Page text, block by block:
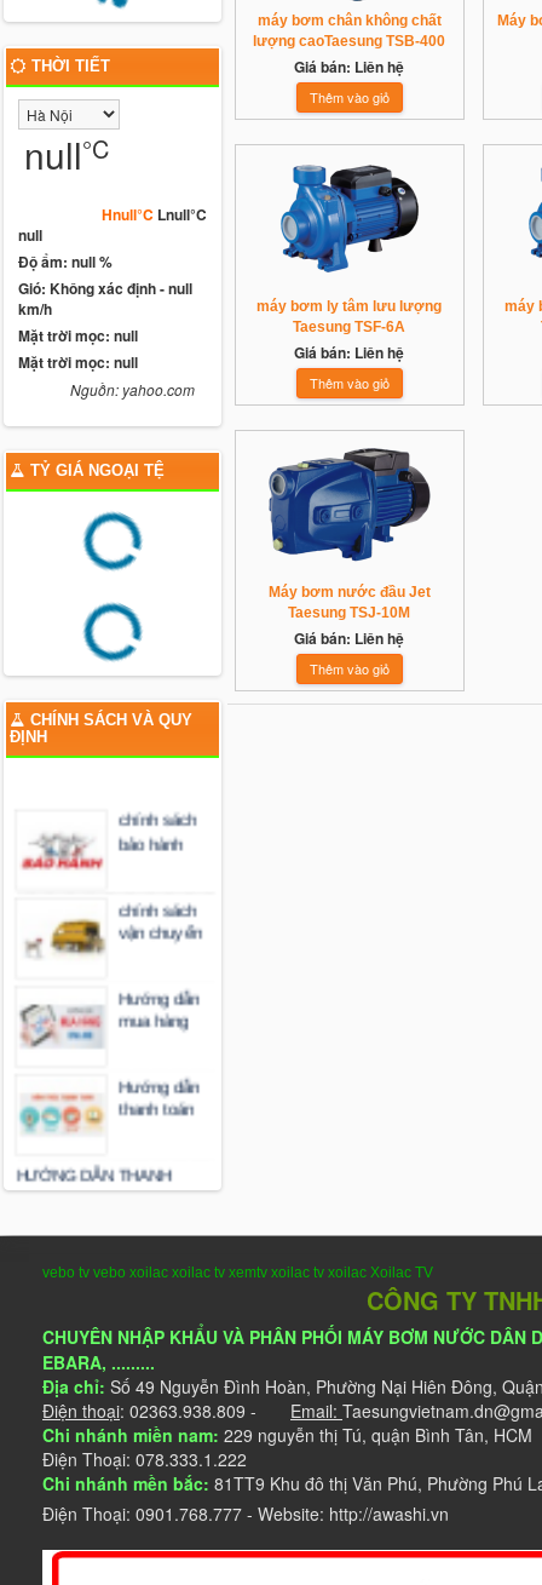
THỜI TIẾT
null°C
Hnull°C Lnull°C
null
Độ ẩm: null %
Gió: Không xác định - null
km/h
Mặt trời mọc: null
Mặt trời mọc: null
Nguồn: yahoo.com
TỶ GIÁ NGOẠI TỆ
Không có dữ liệu
Nguồn: Vietcombank
CHÍNH SÁCH VÀ QUY
chính sách
chính sách
vận chuyển
Hướng dẫn
mua hàng
Hướng dẫn
thanh toán
HƯỚNG DẪN THANH
TOÁN
máy bơm chân không chất
lượng caoTaesung TSB-400
Giá bán: Liên hệ
Máy
máy bơm ly tâm lưu lượng
Taesung TSF-6A
Giá bán: Liên hệ
máy
Máy bơm nước đầu Jet
Taesung TSJ-10M
Giá bán: Liên hệ
vebo tv vebo xoilac xoilac tv
EBARA, .........
49 Nguyễn Đình Hoàn, Phường Nại Hiên Đông,
Điện thoại: 02363.938.809 -Email:
Chi nhánh miền nam: 229 nguyễn thị Tú, quận Bình Tân, HCM
Điện Thoại: 078.333.1.222
Chi nhánh mền bắc:81TT9 Khu đô thị Văn Phú, Phường Phú
Điện Thoại: 0901.768.777 - Website: http://awashi.vn